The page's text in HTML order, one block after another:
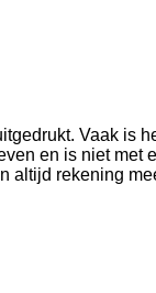
Vaak is
en is niet met
altijd rekening